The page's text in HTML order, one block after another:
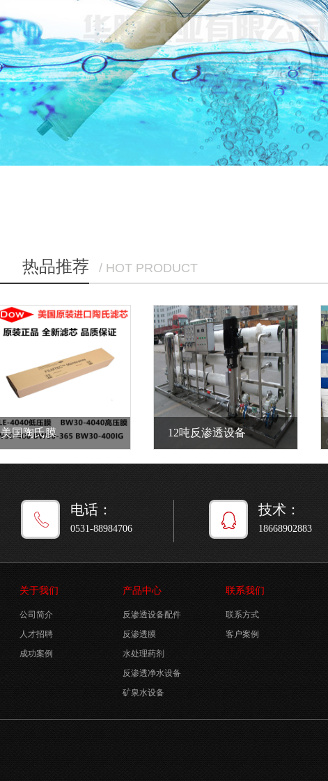
热品推荐 / HOT PRODUCT
美国陶氏膜 12吨反渗透设备
电话：
0531-88984706
技术：
18668902883
关于我们
公司简介
人才招聘
成功案例
产品中心
反渗透设备配件
反渗透膜
水处理药剂
反渗透净水设备
矿泉水设备
联系我们
联系方式
客户案例